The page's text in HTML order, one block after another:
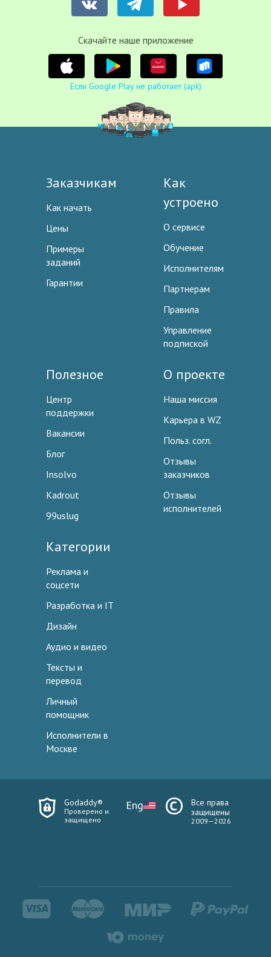
Cкачайте наше приложение
Если Google Play не работает (apk)
Заказчикам
Как начать
Цены
Примеры
заданий
Гарантии
Как
устроено
О сервисе
Обучение
Исполнителям
Партнерам
Правила
Управление
подпиской
Полезное
Центр
поддержки
Вакансии
Блог
Insolvo
Kadrout
99uslug
О проекте
Наша миссия
Карьера в WZ
Польз. согл.
Отзывы
заказчиков
Отзывы
исполнителей
Категории
Реклама и
соцсети
Разработка и IT
Дизайн
Аудио и видео
Тексты и
перевод
Личный
помощник
Исполнители в
Москве
Godaddy®
Проверено и
защищено
Eng
Все права
защищены
2009—2026